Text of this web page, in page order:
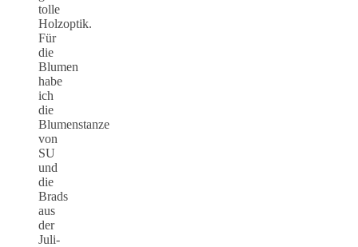
tolle
Holzoptik.
Für
die
Blumen
habe
ich
die
Blumenstanze
von
SU
und
die
Brads
aus
der
Juli-